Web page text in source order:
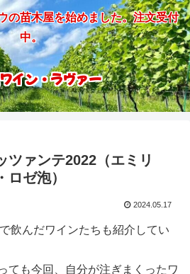
の苗木屋を始めました。注文受付
中。
イン・ラヴァー
ツァンテ2022（エミリ
ロゼ泡）
2024.05.17
飲んだワインたちも紹介してい
ても今回、自分が注ぎまくったワ